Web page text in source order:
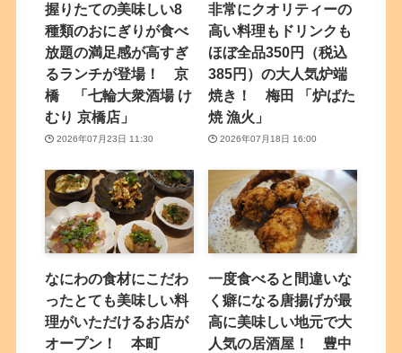
握りたての美味しい8
種類のおにぎりが食べ
放題の満足感が高すぎ
るランチが登場！ 京
橋 「七輪大衆酒場 け
むり 京橋店」
2026年07月23日 11:30
非常にクオリティーの
高い料理もドリンクも
ほぼ全品350円（税込
385円）の大人気炉端
焼き！ 梅田 「炉ばた
焼 漁火」
2026年07月18日 16:00
なにわの食材にこだわ
ったとても美味しい料
理がいただけるお店が
オープン！ 本町
一度食べると間違いな
く癖になる唐揚げが最
高に美味しい地元で大
人気の居酒屋！ 豊中